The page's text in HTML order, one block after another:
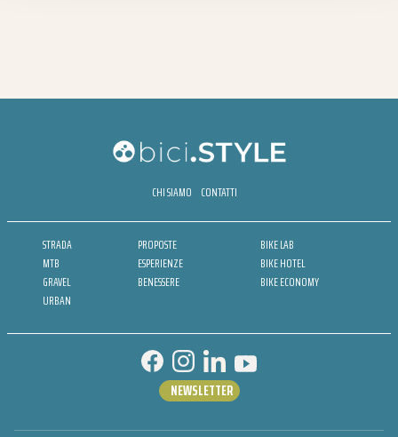
CHI SIAMO CONTATTI
STRADA
MTB
GRAVEL
URBAN
PROPOSTE
ESPERIENZE
BENESSERE
BIKE LAB
BIKE HOTEL
BIKE ECONOMY
NEWSLETTER